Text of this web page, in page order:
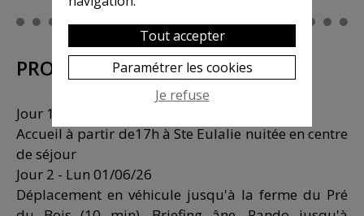
PROGRAMME
Jour 1 - Dim 30/05/26
Accueil à partir de17h à Ste Eulalie nuitée en centre
de séjour
Jour 2 - Lun 01/06/26
Déplacement en véhicule jusqu'à la ferme du Pré
Tout accepter
Paramétrer les cookies
Je refuse